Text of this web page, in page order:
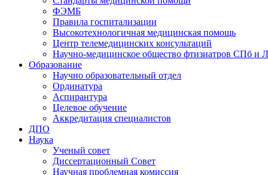
ФЭМБ
Правила госпитализации
Высокотехнологичная медицинская помощь
Центр телемедицинских консультаций
Научно-медицинское общество фтизиатров СПб и
Образование
Научно образовательный отдел
Ординатура
Аспирантура
Целевое обучение
Аккредитация специалистов
ДПО
Наука
Ученый совет
Диссертационный Совет
Научная проблемная комиссия